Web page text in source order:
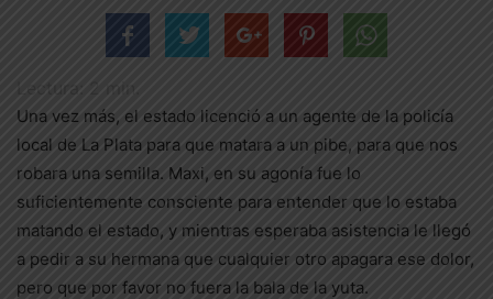
Una vez más, el estado licenció a un agente de la policía
local de La Plata para que matara a un pibe, para que nos
robara una semilla. Maxi, en su agonía fue lo
suficientemente consciente para entender que lo estaba
matando el estado, y mientras esperaba asistencia le llegó
a pedir a su hermana que cualquier otro apagara ese dolor,
pero que por favor no fuera la bala de la yuta.